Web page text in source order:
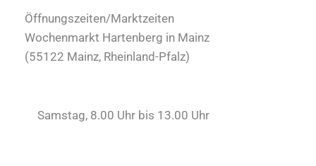
Öffnungszeiten/Marktzeiten
Wochenmarkt Hartenberg in Mainz
(55122 Mainz, Rheinland-Pfalz)
Samstag, 8.00 Uhr bis 13.00 Uhr